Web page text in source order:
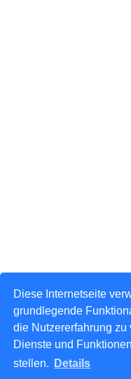
Diese Internetseite
grundlegende
die Nutzererfahrung
Dienste und
stellen.
Details